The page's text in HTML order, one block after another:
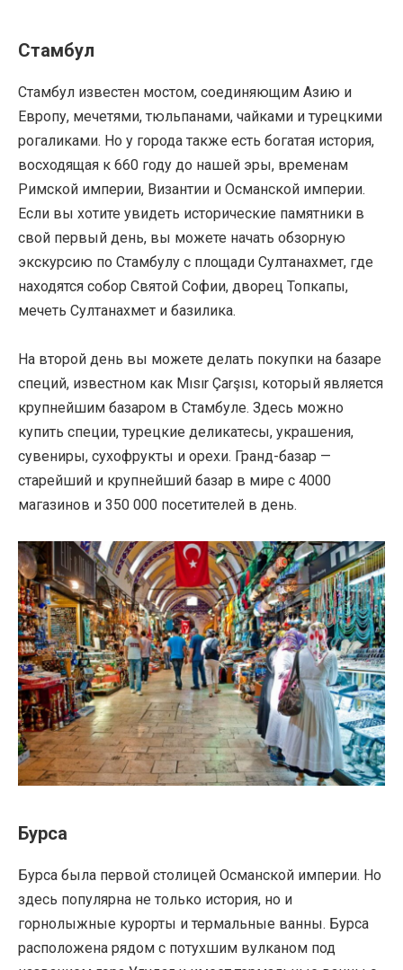
Стамбул
Стамбул известен мостом, соединяющим Азию и
Европу, мечетями, тюльпанами, чайками и турецкими
рогаликами. Но у города также есть богатая история,
восходящая к 660 году до нашей эры, временам
Римской империи, Византии и Османской империи.
Если вы хотите увидеть исторические памятники в
свой первый день, вы можете начать обзорную
экскурсию по Стамбулу с площади Султанахмет, где
находятся собор Святой Софии, дворец Топкапы,
мечеть Султанахмет и базилика.
На второй день вы можете делать покупки на базаре
специй, известном как Mısır Çarşısı, который является
крупнейшим базаром в Стамбуле. Здесь можно
купить специи, турецкие деликатесы, украшения,
сувениры, сухофрукты и орехи. Гранд-базар —
старейший и крупнейший базар в мире с 4000
магазинов и 350 000 посетителей в день.
Бурса
Бурса была первой столицей Османской империи. Но
здесь популярна не только история, но и
горнолыжные курорты и термальные ванны. Бурса
расположена рядом с потухшим вулканом под